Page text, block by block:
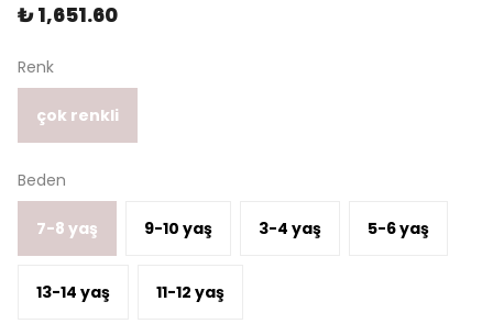
₺ 1,651.60
Renk
çok renkli
Beden
7-8 yaş 9-10 yaş 3-4 yaş 5-6 yaş
13-14 yaş 11-12 yaş